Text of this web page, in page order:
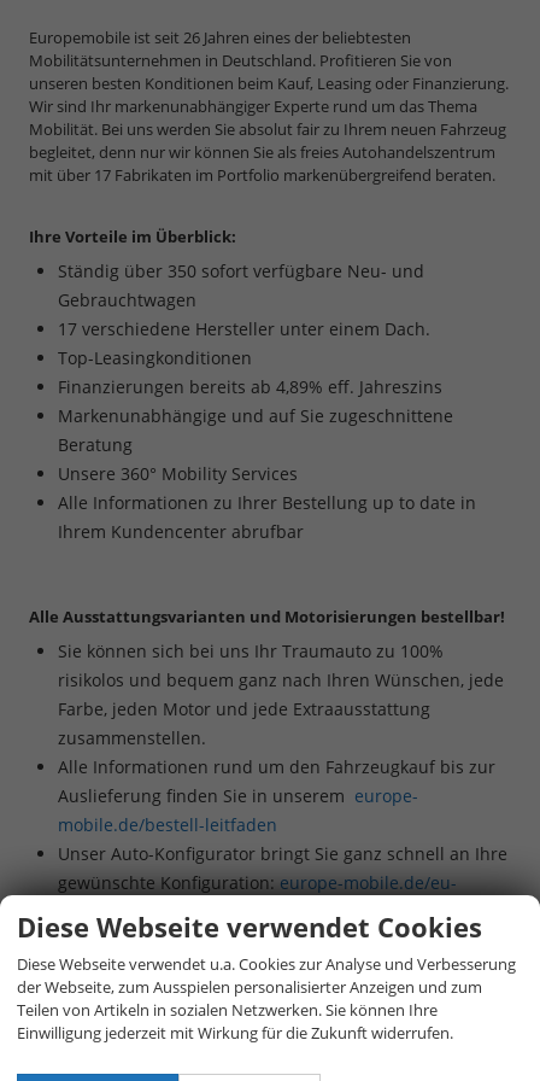
Europemobile ist seit 26 Jahren eines der beliebtesten
Mobilitätsunternehmen in Deutschland. Profitieren Sie von
unseren besten Konditionen beim Kauf, Leasing oder Finanzierung.
Wir sind Ihr markenunabhängiger Experte rund um das Thema
Mobilität. Bei uns werden Sie absolut fair zu Ihrem neuen Fahrzeug
begleitet, denn nur wir können Sie als freies Autohandelszentrum
mit über 17 Fabrikaten im Portfolio markenübergreifend beraten.
Ihre Vorteile im Überblick:
Ständig über 350 sofort verfügbare Neu- und
Gebrauchtwagen
17 verschiedene Hersteller unter einem Dach.
Top-Leasingkonditionen
Finanzierungen bereits ab 4,89% eff. Jahreszins
Markenunabhängige und auf Sie zugeschnittene
Beratung
Unsere 360° Mobility Services
Alle Informationen zu Ihrer Bestellung up to date in
Ihrem Kundencenter abrufbar
Alle Ausstattungsvarianten und Motorisierungen bestellbar!
Sie können sich bei uns Ihr Traumauto zu 100%
risikolos und bequem ganz nach Ihren Wünschen, jede
Farbe, jeden Motor und jede Extraausstattung
zusammenstellen.
Alle Informationen rund um den Fahrzeugkauf bis zur
Auslieferung finden Sie in unserem europe-
mobile.de/bestell-leitfaden
Unser Auto-Konfigurator bringt Sie ganz schnell an Ihre
gewünschte Konfiguration: europe-mobile.de/eu-
Beratung per Live-Chat oder telefonisch unter+49 (0)
800 40 01 808
Diese Webseite verwendet Cookies
Diese Webseite verwendet u.a. Cookies zur Analyse und Verbesserung
der Webseite, zum Ausspielen personalisierter Anzeigen und zum
Teilen von Artikeln in sozialen Netzwerken. Sie können Ihre
Einwilligung jederzeit mit Wirkung für die Zukunft widerrufen.